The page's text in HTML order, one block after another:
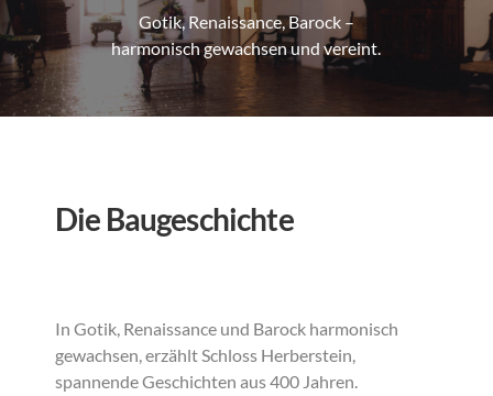
Gotik, Renaissance, Barock –
harmonisch gewachsen und vereint.
Die Baugeschichte
In Gotik, Renaissance und Barock harmonisch
gewachsen, erzählt Schloss Herberstein,
spannende Geschichten aus 400 Jahren.